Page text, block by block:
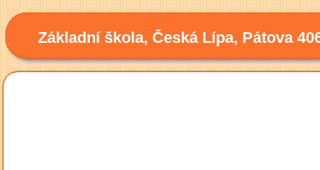
Základní škola, Česká Lípa, Pátova